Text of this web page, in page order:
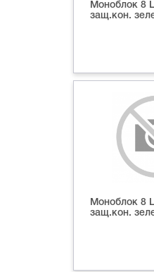
Моноблок 8
защ.кон.
Моноблок 8
защ.кон.